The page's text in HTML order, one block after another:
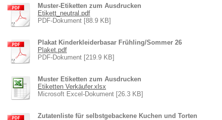
Muster-Etiketten zum Ausdrucken
Etikett_neutral.pdf
PDF-Dokument [88.9 KB]
Plakat Kinderkleiderbasar Frühling/Sommer 26
Plaket.pdf
PDF-Dokument [219.9 KB]
Muster Etiketten zum Ausdrucken
Etiketten Verkäufer.xlsx
Microsoft Excel-Dokument [26.3 KB]
Zutatenliste für selbstgebackene Kuchen und Torten